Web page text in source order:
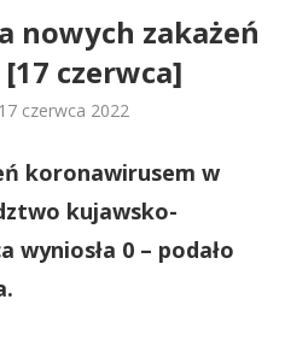
nowych zakażeń
czerwca]
17 czerwca 2022
koronawirusem w
kujawsko-
wyniosła 0 – podało